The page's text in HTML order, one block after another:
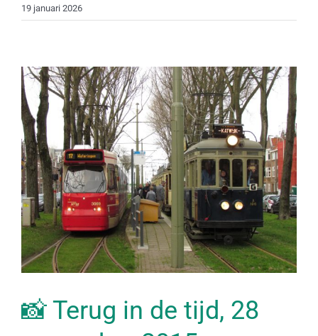
19 januari 2026
📸 Terug in de tijd, 28